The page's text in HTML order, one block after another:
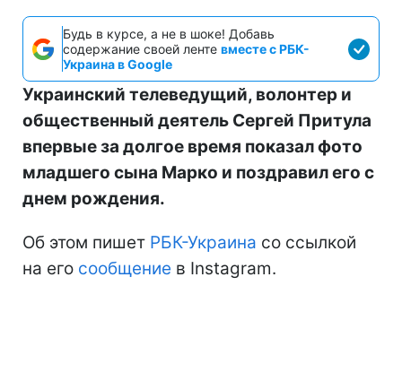
Будь в курсе, а не в шоке! Добавь
содержание своей ленте вместе с РБК-
Украина в Google
Украинский телеведущий, волонтер и
общественный деятель Сергей Притула
впервые за долгое время показал фото
младшего сына Марко и поздравил его с
днем рождения.
Об этом пишет РБК-Украина со ссылкой
на его сообщение в Instagram.